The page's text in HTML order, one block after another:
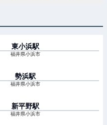
東小浜駅
福井県小浜市
勢浜駅
福井県小浜市
新平野駅
福井県小浜市